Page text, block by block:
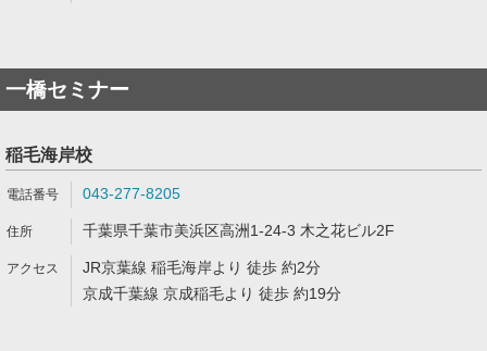
一橋セミナー
稲毛海岸校
043-277-8205
千葉県千葉市美浜区高洲1-24-3 木之花ビル2F
JR京葉線 稲毛海岸より 徒歩 約2分
京成千葉線 京成稲毛より 徒歩 約19分